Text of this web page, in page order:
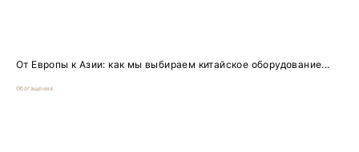
От Европы к Азии: как мы выбираем китайское оборудование...
Обогащение